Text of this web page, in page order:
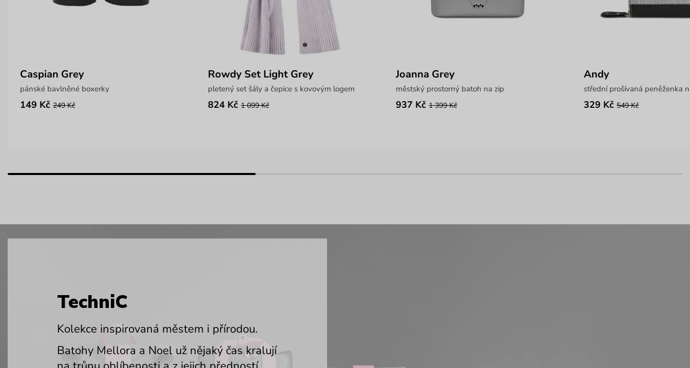
Caspian Grey
pánské bavlněné boxerky
149 Kč 249 Kč
Rowdy Set Light Grey
pletený set šály a čepice s kovovým logem
824 Kč 1 099 Kč
Joanna Grey
městský prostorný batoh na zip
937 Kč 1 399 Kč
Andy
střední prošívaná peněženka
329 Kč 549 Kč
TechniC
Kolekce inspirovaná městem i přírodou.
Batohy Mellora a Noel už nějaký čas kralují